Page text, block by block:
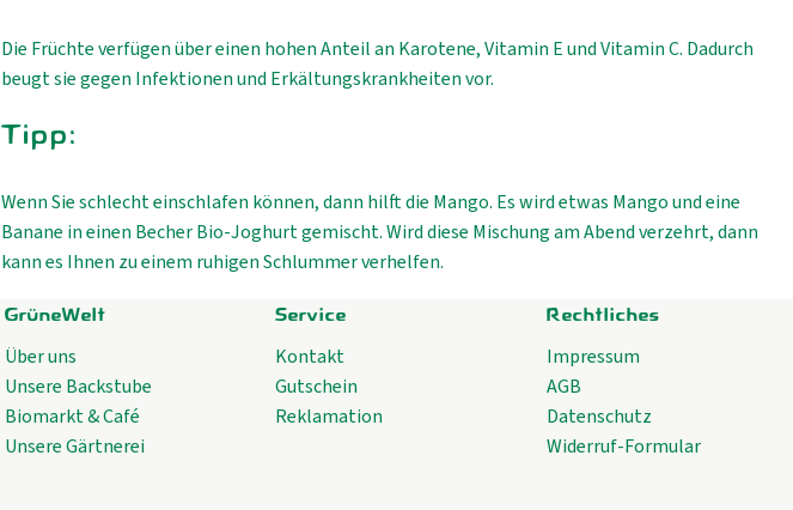
Die Früchte verfügen über einen hohen Anteil an Karotene, Vitamin E und Vitamin C. Dadurch
beugt sie gegen Infektionen und Erkältungskrankheiten vor.
Tipp:
Wenn Sie schlecht einschlafen können, dann hilft die Mango. Es wird etwas Mango und eine
Banane in einen Becher Bio-Joghurt gemischt. Wird diese Mischung am Abend verzehrt, dann
kann es Ihnen zu einem ruhigen Schlummer verhelfen.
GrüneWelt
Über uns
Unsere Backstube
Biomarkt & Café
Unsere Gärtnerei
Service
Kontakt
Gutschein
Reklamation
Rechtliches
Impressum
AGB
Datenschutz
Widerruf-Formular